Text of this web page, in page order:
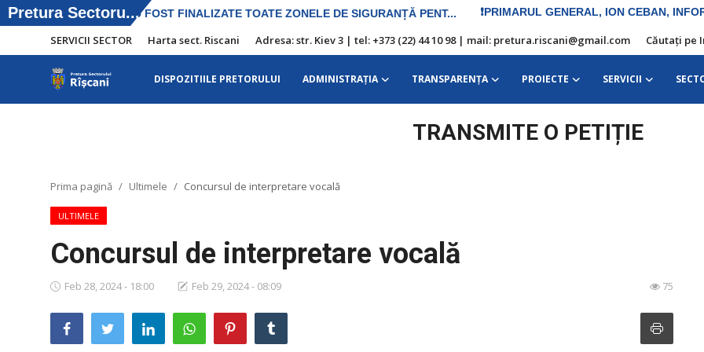
SERVICII SECTOR Harta sect. Riscani Adresa: str. Kiev 3 | tel: +373 (22) 44 10 98 | mail: pretura.riscani@gmail.com Căutați pe
DISPOZITIILE PRETORULUI ADMINISTRAŢIA TRANSPARENȚA PROIECTE SERVICII
Adresa: str. Kiev 3 | tel: +373 (22) 44 10
98 | mail: pretura.riscani@gmail.com
ADMINISTRAŢIA
Transparența
TRANSMITE O PETIȚIE
Prima pagină Ultimele Concursul de interpretare vocală
ULTIMELE
Concursul de interpretare vocală
Feb 28, 2024 - 18:00 Feb 29, 2024 - 08:09 75